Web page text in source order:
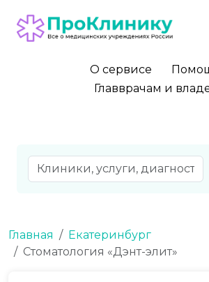
О сервисе
Главврачам и
Главная
Екатеринбург
Стоматология «Дэнт-элит»